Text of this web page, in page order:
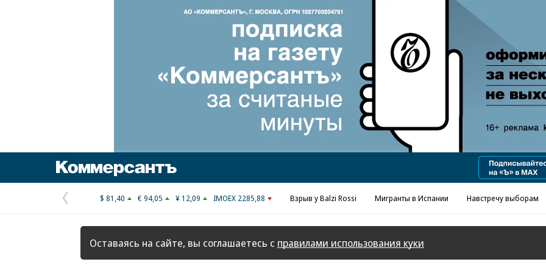
Реклама в «Ъ» www.kommersant.ru/ad
Предыдущая
страница
$ 81,40 € 94,05 ¥ 12,09 IMOEX 2285,88 Взрыв у Balzi Rossi Мигранты в Испании Навстречу выборам
Оставаясь на сайте, вы соглашаетесь с правилами использования куки